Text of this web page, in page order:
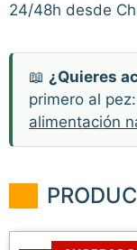
24/48h desde
📖 ¿Quieres
primero al pez:
alimentación